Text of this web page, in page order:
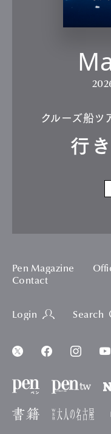
クルーズ船
行
Pen Magazine
Contact
Login Search